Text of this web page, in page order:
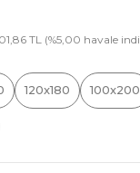
TL (%5,00 havale
120x180 100x200